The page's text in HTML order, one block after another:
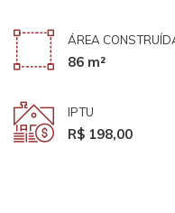
ÁREA
86 m²
IPTU
R$ 198,00